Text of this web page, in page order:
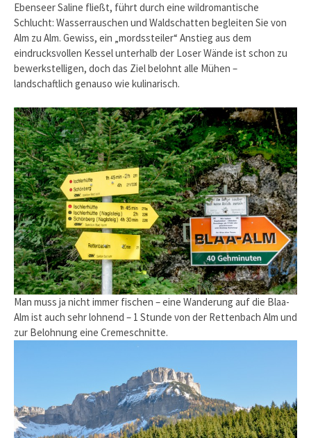
Ebenseer Saline fließt, führt durch eine wildromantische
Schlucht: Wasserrauschen und Waldschatten begleiten Sie von
Alm zu Alm. Gewiss, ein „mordssteiler“ Anstieg aus dem
eindrucksvollen Kessel unterhalb der Loser Wände ist schon zu
bewerkstelligen, doch das Ziel belohnt alle Mühen –
landschaftlich genauso wie kulinarisch.
Man muss ja nicht immer fischen – eine Wanderung auf die Blaa-
Alm ist auch sehr lohnend – 1 Stunde von der Rettenbach Alm und
zur Belohnung eine Cremeschnitte.